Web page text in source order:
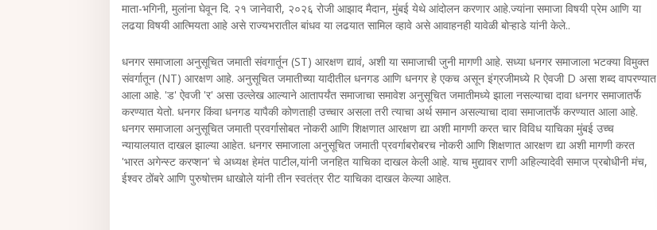
माता-भगिनी, मुलांना घेवून दि. २१ जानेवारी, २०२६ रोजी आझाद मैदान, मुंबई येथे आंदोलन करणार आहे.ज्यांना समाजा विषयी प्रेम आणि या
लढया विषयी आत्मियता आहे असे राज्यभरातील बांधव या लढयात सामिल व्हावे असे आवाहनही यावेळी बोऱ्हाडे यांनी केले..
धनगर समाजाला अनुसूचित जमाती संवगार्तून (ST) आरक्षण द्यावं, अशी या समाजाची जुनी मागणी आहे. सध्या धनगर समाजाला भटक्या विमुक्त
संवर्गातून (NT) आरक्षण आहे. अनुसूचित जमातीच्या यादीतील धनगड आणि धनगर हे एकच असून इंग्रजीमध्ये R ऐवजी D असा शब्द वापरण्यात
आला आहे. 'ड' ऐवजी 'र' असा उल्लेख आल्याने आतापर्यंत समाजाचा समावेश अनुसूचित जमातीमध्ये झाला नसल्याचा दावा धनगर समाजातर्फे
करण्यात येतो. धनगर किंवा धनगड यापैकी कोणताही उच्चार असला तरी त्याचा अर्थ समान असल्याचा दावा समाजातर्फे करण्यात आला आहे.
धनगर समाजाला अनुसूचित जमाती प्रवर्गासोबत नोकरी आणि शिक्षणात आरक्षण द्या अशी मागणी करत चार विविध याचिका मुंबई उच्च
न्यायालयात दाखल झाल्या आहेत. धनगर समाजाला अनुसूचित जमाती प्रवर्गाबरोबरच नोकरी आणि शिक्षणात आरक्षण द्या अशी मागणी करत
'भारत अगेन्स्ट करप्शन' चे अध्यक्ष हेमंत पाटील,यांनी जनहित याचिका दाखल केली आहे. याच मुद्यावर राणी अहिल्यादेवी समाज प्रबोधीनी मंच,
ईश्वर ठोंबरे आणि पुरुषोत्तम धाखोले यांनी तीन स्वतंत्र रीट याचिका दाखल केल्या आहेत.